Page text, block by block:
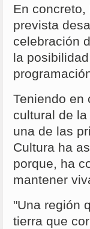
En
prevista
celebración
la
Teniendo en
cultural de
una de las
Cultura ha
porque, ha
mantener
"Una región
tierra que